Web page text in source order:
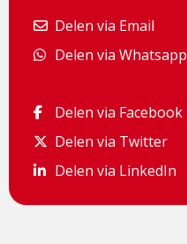
Delen via Email
Delen via Email
Delen via Whatsapp
Delen via Whatsapp
Delen via Facebook
Delen via Facebook
Delen via Twitter
Delen via Twitter
Delen via LinkedIn
Delen via LinkedIn